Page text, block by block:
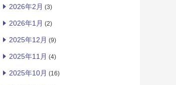
2026年2月 (3)
2026年1月 (2)
2025年12月 (9)
2025年11月 (4)
2025年10月 (16)